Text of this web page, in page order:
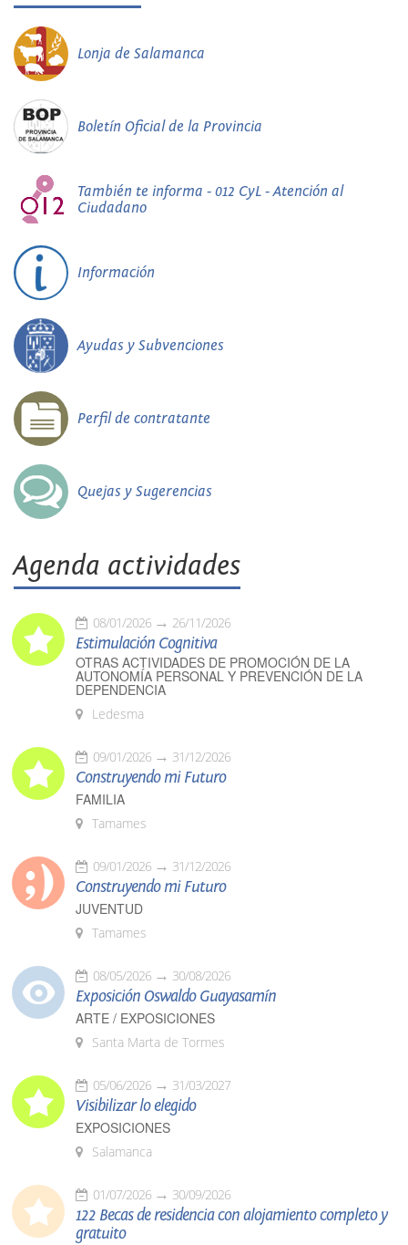
Lonja de Salamanca
Boletín Oficial de la Provincia
También te informa - 012 CyL - Atención al
Ciudadano
Información
Ayudas y Subvenciones
Perfil de contratante
Quejas y Sugerencias
Agenda actividades
08/01/2026 26/11/2026
Estimulación Cognitiva
OTRAS ACTIVIDADES DE PROMOCIÓN DE LA
AUTONOMÍA PERSONAL Y PREVENCIÓN DE LA
DEPENDENCIA
Ledesma
09/01/2026 31/12/2026
Construyendo mi Futuro
FAMILIA
Tamames
09/01/2026 31/12/2026
Construyendo mi Futuro
JUVENTUD
Tamames
08/05/2026 30/08/2026
Exposición Oswaldo Guayasamín
ARTE / EXPOSICIONES
Santa Marta de Tormes
05/06/2026 31/03/2027
Visibilizar lo elegido
EXPOSICIONES
Salamanca
01/07/2026 30/09/2026
122 Becas de residencia con alojamiento completo y
gratuito